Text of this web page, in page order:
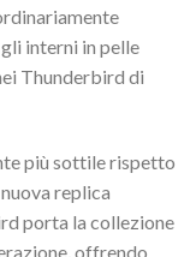
interni in pelle
Thunderbird di
più sottile rispetto
replica
porta la collezione
offrendo